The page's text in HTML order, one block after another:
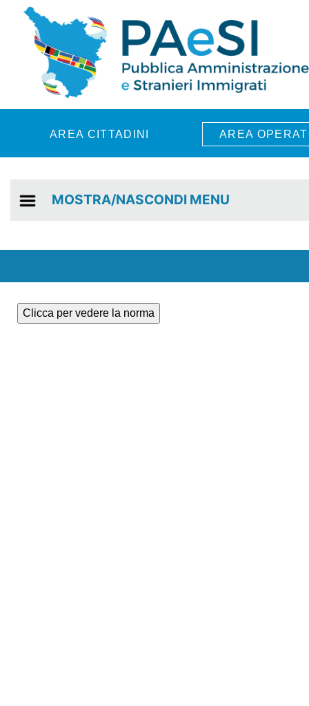
Skip to main content
AREA CITTADINI AREA
MOSTRA/NASCONDI MENU
Clicca per vedere la norma